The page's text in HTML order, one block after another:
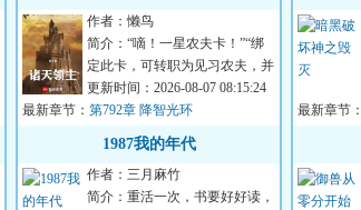
作者：懒鸟
简介：“嘀！一星农夫卡！”“绑
定此卡，可转职为见习农夫，并
获得职业天赋所耕种的土地肥沃
度被动增加%...
更新时间：2026-08-07 08:15:24
最新章节： 第792章 降智光环
1987我的年代
作者：三月麻竹
简介：重活一次，书要好好读，
最新章节：